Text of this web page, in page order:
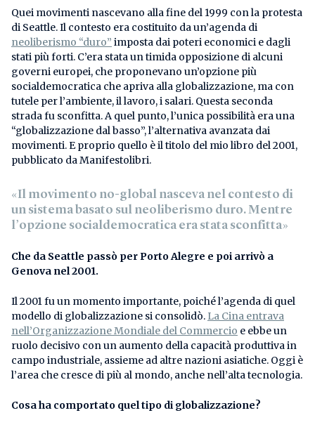
Quei movimenti nascevano alla fine del 1999 con la protesta
di Seattle. Il contesto era costituito da un’agenda di
neoliberismo “duro” imposta dai poteri economici e dagli
stati più forti. C’era stata un timida opposizione di alcuni
governi europei, che proponevano un’opzione più
socialdemocratica che apriva alla globalizzazione, ma con
tutele per l’ambiente, il lavoro, i salari. Questa seconda
strada fu sconfitta. A quel punto, l’unica possibilità era una
“globalizzazione dal basso”, l’alternativa avanzata dai
movimenti. E proprio quello è il titolo del mio libro del 2001,
pubblicato da Manifestolibri.
«Il movimento no-global nasceva nel contesto di
un sistema basato sul neoliberismo duro. Mentre
l’opzione socialdemocratica era stata sconfitta»
Che da Seattle passò per Porto Alegre e poi arrivò a
Genova nel 2001.
Il 2001 fu un momento importante, poiché l’agenda di quel
modello di globalizzazione si consolidò. La Cina entrava
nell’Organizzazione Mondiale del Commercio e ebbe un
ruolo decisivo con un aumento della capacità produttiva in
campo industriale, assieme ad altre nazioni asiatiche. Oggi è
l’area che cresce di più al mondo, anche nell’alta tecnologia.
Cosa ha comportato quel tipo di globalizzazione?